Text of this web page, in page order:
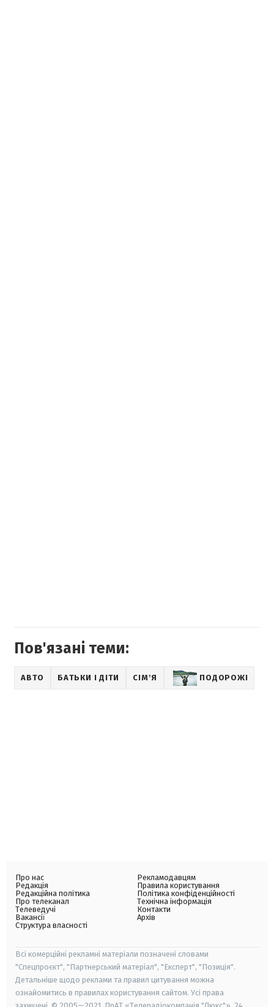
Пов'язані теми:
АВТО БАТЬКИ І ДІТИ СІМʼЯ ПОДОРОЖІ
Про нас
Редакція
Редакційна політика
Про телеканал
Телеведучі
Вакансії
Структура власності
Рекламодавцям
Правила користування
Політика конфіденційності
Технічна інформація
Контакти
Архів
Всі комерційні рекламні матеріали позначені словами
"Спецпроєкт", "Партнерський матеріал", "Експерт", "Позиція".
Детальніше щодо реклами та правил цитування можна
ознайомитись в правилах користування сайтом. Усі права